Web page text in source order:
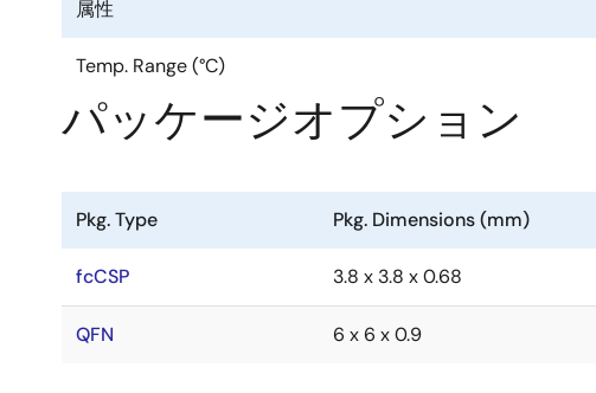
メリット
低消費電力Wi-Fi
優れたレンジ
上位スタック層での強固なセキュリティ
連続接続でも長時間のバッテリ駆動が可能
フルオフロード、チップに全スタックを実行
属性
Temp. Range (°C)
パッケージオプション
Pkg. Type Pkg. Dimensions (mm)
fcCSP 3.8 x 3.8 x 0.68
QFN 6 x 6 x 0.9